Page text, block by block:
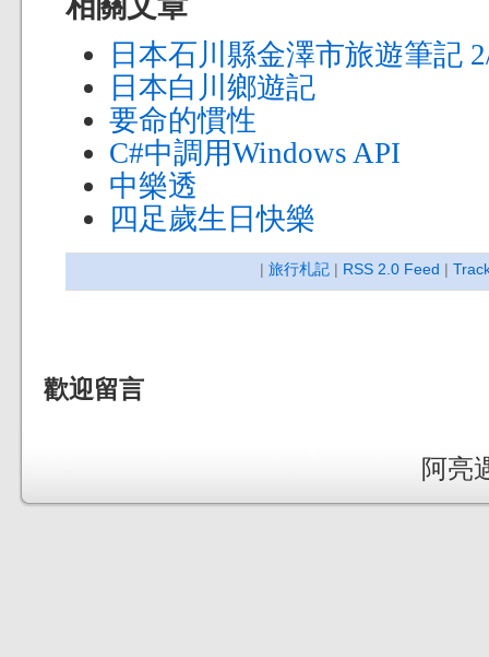
日本石川縣金澤市旅遊筆記
日本白川鄉遊記
要命的慣性
C#中調用Windows API
中樂透
四足歲生日快樂
| 旅行札記 | RSS 2.0 Feed |
歡迎留言
阿亮